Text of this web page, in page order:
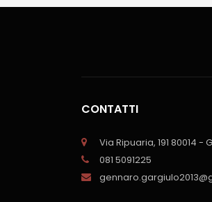
CONTATTI
Via Ripuaria, 191 80014
081 5091225